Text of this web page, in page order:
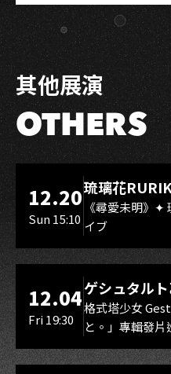
其他展演
OTHERS
LIVE WAREHOUSE 小庫
12.20
Sun 15:10
琉璃花
Rebirth、
スマイル（
《尋愛未明》
イブ
LIVE WAREHOUSE 小庫
12.04
Fri 19:30
ゲシュタル
Gestalt Girl
格式塔少女
と。」專輯發片